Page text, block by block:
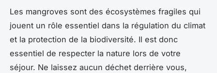
Les mangroves sont des écosystèmes fragiles qui
jouent un rôle essentiel dans la régulation du climat
et la protection de la biodiversité. Il est donc
essentiel de respecter la nature lors de votre
séjour. Ne laissez aucun déchet derrière vous,